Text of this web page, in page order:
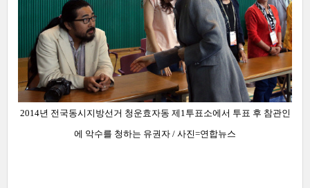
2014년 전국동시지방선거 청운효자동 제1투표소에서 투표 후 참관인
에 악수를 청하는 유권자 / 사진=연합뉴스